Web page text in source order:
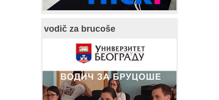
vodič za brucoše